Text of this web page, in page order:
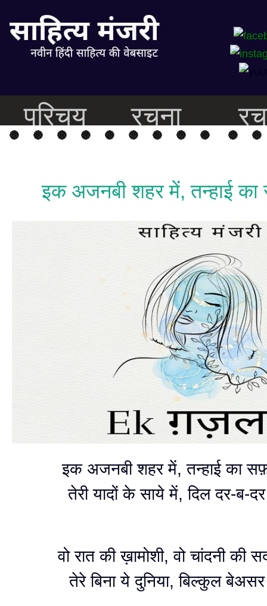
परिचय रचना
इक अजनबी शहर में, तन्हाई
इक अजनबी शहर में, तन्हाई का
तेरी यादों के साये में, दिल दर-ब-
वो रात की ख़ामोशी, वो चांदनी की
तेरे बिना ये दुनिया, बिल्कुल